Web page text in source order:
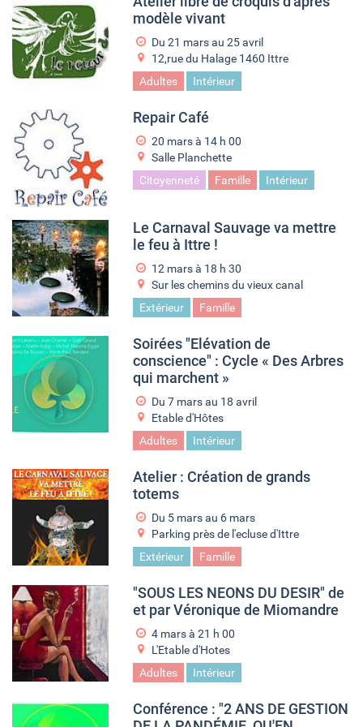
modèle vivant
Du 21 mars au 25 avril
12,rue du Halage 1460 Ittre
Adultes
Intérieur
Repair Café
20 mars à 14 h 00
Salle Planchette
Citoyenneté
Famille Intérieur
Le Carnaval Sauvage va mettre
le feu à Ittre !
12 mars à 18 h 30
Sur les chemins du vieux canal
Extérieur
Famille
Soirées "Elévation de
conscience" : Cycle « Des Arbres
qui marchent »
Du 7 mars au 18 avril
Etable d'Hôtes
Adultes
Intérieur
Atelier : Création de grands
totems
Du 5 mars au 6 mars
Parking près de l'ecluse d'Ittre
Extérieur
Famille
"SOUS LES NEONS DU DESIR" de
et par Véronique de Miomandre
4 mars à 21 h 00
L'Etable d'Hotes
Adultes
Intérieur
Conférence : "2 ANS DE GESTION